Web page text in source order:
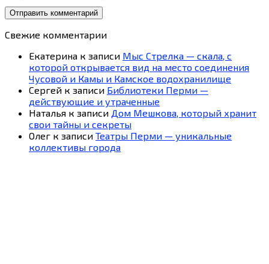
Свежие комментарии
Екатерина к записи Мыс Стрелка — скала, с
которой открывается вид на место соединения
Чусовой и Камы и Камское водохранилище
Сергей к записи Библиотеки Перми —
действующие и утраченные
Наталья к записи Дом Мешкова, который хранит
свои тайны и секреты
Олег к записи Театры Перми — уникальные
коллективы города